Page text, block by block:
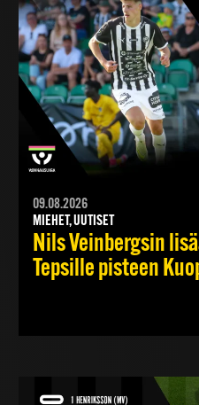
09.08.2026
MIEHET, UUTISET
Nils Veinbergsin
Tepsille pisteen